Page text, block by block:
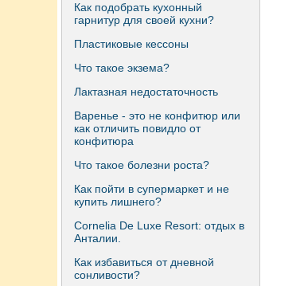
Как подобрать кухонный
гарнитур для своей кухни?
Пластиковые кессоны
Что такое экзема?
Лактазная недостаточность
Варенье - это не конфитюр или
как отличить повидло от
конфитюра
Что такое болезни роста?
Как пойти в супермаркет и не
купить лишнего?
Сornelia De Luxe Resort: отдых в
Анталии.
Как избавиться от дневной
сонливости?